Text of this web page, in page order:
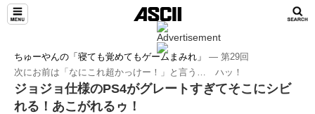
ちゅーやんの「寝ても覚めてもゲームまみれ」 ― 第29回
次にお前は「なにこれ超かっけー！」と言う… ハッ！
ジョジョ仕様のPS4がグレートすぎてそこにシビ
れる！あこがれるゥ！